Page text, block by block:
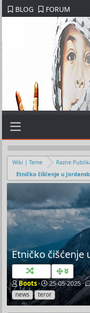
BLOG FORUM
Wiki | Teme Razne
Etničko čišćenje u
Etničko čišćenje
P
o
k
Boots
P
o
č
25-05-2025
news
teror